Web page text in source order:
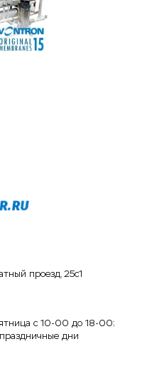
проезд, 25с1
с 10-00 до 18-00;
дни